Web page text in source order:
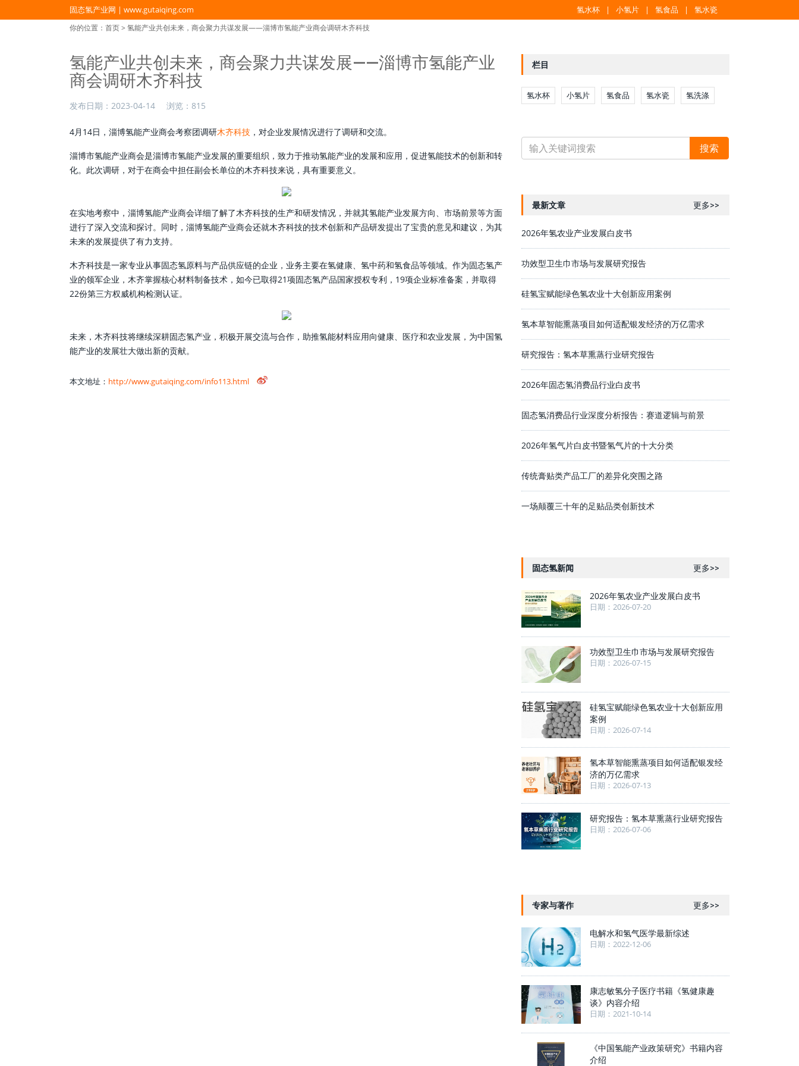
固态氢产业网 | www.gutaiqing.com 氢水杯 小氢片 氢食品 氢水瓷
你的位置： 首页> 氢能产业共创未来，商会聚力共谋发展——淄博市氢能产业商会调研木齐科技
氢能产业共创未来，商会聚力共谋发展——淄博市氢能产业
商会调研木齐科技
发布日期： 2023-04-14 浏览： 815
4月14日，淄博氢能产业商会考察团调研木齐科技 ，对企业发展情况进行了调研和交流。
淄博市氢能产业商会是淄博市氢能产业发展的重要组织，致力于推动氢能产业的发展和应用，促进氢能技术的创新和转
化。此次调研，对于在商会中担任副会长单位的木齐科技来说，具有重要意义。
在实地考察中，淄博氢能产业商会详细了解了木齐科技的生产和研发情况，并就其氢能产业发展方向、市场前景等方面
进行了深入交流和探讨。同时，淄博氢能产业商会还就木齐科技的技术创新和产品研发提出了宝贵的意见和建议，为其
未来的发展提供了有力支持。
木齐科技是一家专业从事固态氢原料与产品供应链的企业，业务主要在氢健康、氢中药和氢食品等领域。作为固态氢产
业的领军企业，木齐掌握核心材料制备技术，如今已取得21项固态氢产品国家授权专利，19项企业标准备案，并取得
22份第三方权威机构检测认证。
未来，木齐科技将继续深耕固态氢产业，积极开展交流与合作，助推氢能材料应用向健康、医疗和农业发展，为中国氢
能产业的发展壮大做出新的贡献。
本文地址： http://www.gutaiqing.com/info113.html
栏目
氢水杯 小氢片 氢食品 氢水瓷 氢洗涤
最新文章 更多>>
2026年氢农业产业发展白皮书
功效型卫生巾市场与发展研究报告
硅氢宝赋能绿色氢农业十大创新应用案例
氢本草智能熏蒸项目如何适配银发经济的万亿需求
研究报告：氢本草熏蒸行业研究报告
2026年固态氢消费品行业白皮书
固态氢消费品行业深度分析报告：赛道逻辑与前景
2026年氢气片白皮书暨氢气片的十大分类
传统膏贴类产品工厂的差异化突围之路
一场颠覆三十年的足贴品类创新技术
固态氢新闻 更多>>
2026年氢农业产业发展白皮书
日期：2026-07-20
功效型卫生巾市场与发展研究报告
日期：2026-07-15
硅氢宝赋能绿色氢农业十大创新应用
案例
日期：2026-07-14
氢本草智能熏蒸项目如何适配银发经
济的万亿需求
日期：2026-07-13
研究报告：氢本草熏蒸行业研究报告
日期：2026-07-06
专家与著作 更多>>
电解水和氢气医学最新综述
日期：2022-12-06
康志敏氢分子医疗书籍《氢健康趣
谈》内容介绍
日期：2021-10-14
《中国氢能产业政策研究》书籍内容
介绍